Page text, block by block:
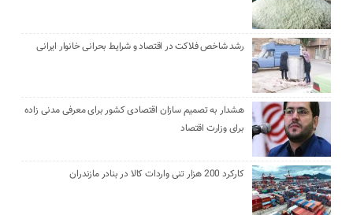
رشد شاخص فلاکت در اقتصاد و شرایط بحرانی خانوار ایرانی
هشدار به تصمیم سازان اقتصادی کشور برای معرفی مدنی زاده
برای وزارت اقتصاد
کارکرد 200 هزار تنی واردات کالا در بنادر مازندران